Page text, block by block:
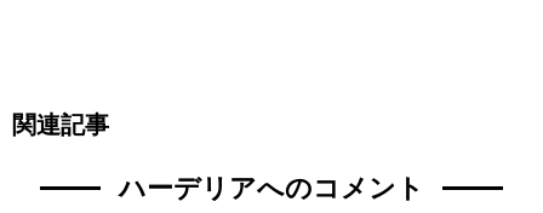
関連記事
ハーデリアへのコメント